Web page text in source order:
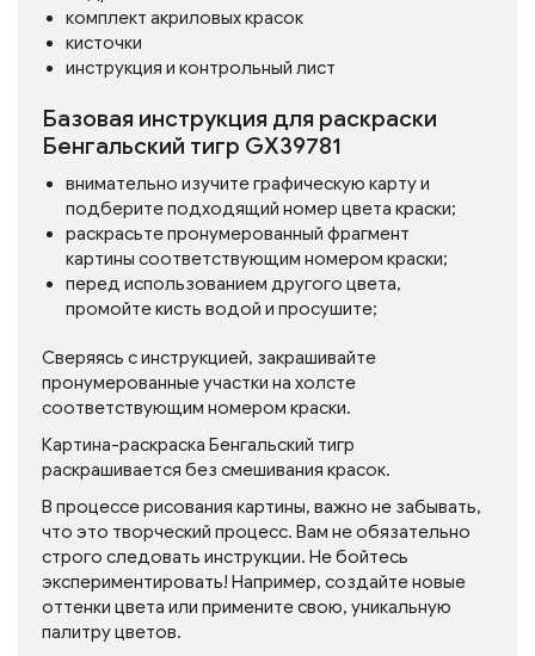
комплект акриловых красок
кисточки
инструкция и контрольный лист
Базовая инструкция для раскраски
Бенгальский тигр GX39781
внимательно изучите графическую карту и
подберите подходящий номер цвета краски;
раскрасьте пронумерованный фрагмент
картины соответствующим номером краски;
перед использованием другого цвета,
промойте кисть водой и просушите;
Сверяясь с инструкцией, закрашивайте
пронумерованные участки на холсте
соответствующим номером краски.
Картина-раскраска Бенгальский тигр
раскрашивается без смешивания красок.
В процессе рисования картины, важно не забывать,
что это творческий процесс. Вам не обязательно
строго следовать инструкции. Не бойтесь
экспериментировать! Например, создайте новые
оттенки цвета или примените свою, уникальную
палитру цветов.